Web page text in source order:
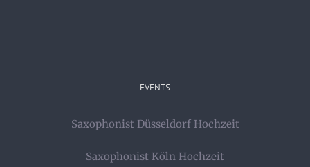
EVENTS
Saxophonist Düsseldorf Hochzeit
Saxophonist Köln Hochzeit